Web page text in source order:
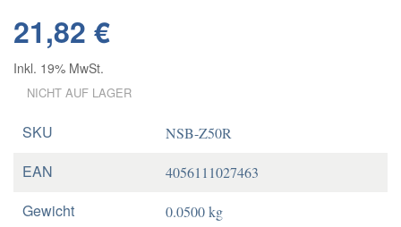
21,82 €
Inkl. 19% MwSt.
NICHT AUF LAGER
SKU NSB-Z50R
EAN 4056111027463
Gewicht 0.0500 kg